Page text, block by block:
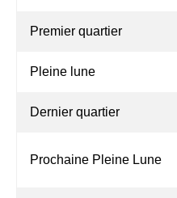
Premier quartier
Pleine lune
Dernier quartier
Prochaine Pleine Lune